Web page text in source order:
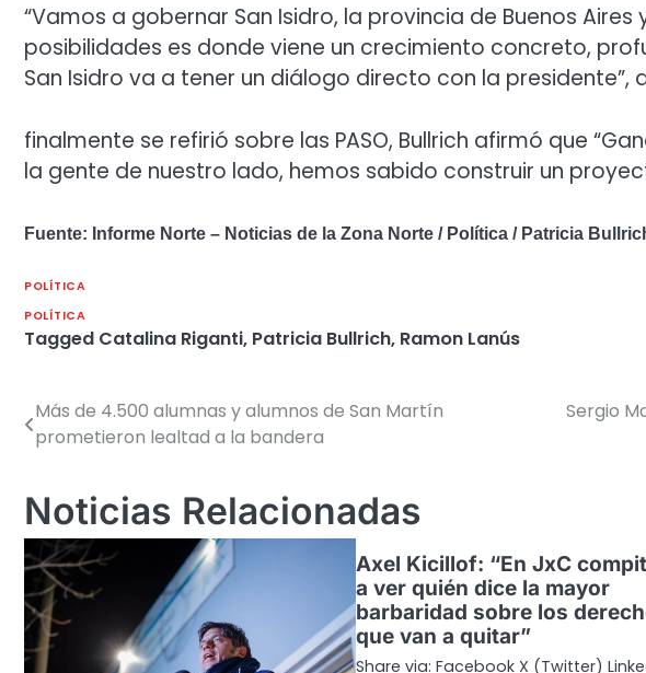
“Vamos a gobernar San Isidro, la provincia de Buenos
posibilidades es donde viene un crecimiento concreto,
San Isidro va a tener un diálogo directo con la presidente”,
finalmente se refirió sobre las PASO, Bullrich afirmó que
la gente de nuestro lado, hemos sabido construir un
Fuente: Informe Norte – Noticias de la Zona Norte / Política / Patricia
POLÍTICA
POLÍTICA
Tagged Catalina Riganti, Patricia Bullrich, Ramon Lanús
Navegación
de
entradas
Más de 4.500 alumnas y alumnos de San Martín
prometieron lealtad a la bandera
Sergio
Noticias Relacionadas
Axel Kicillof: “En JxC
a ver quién dice la mayor
barbaridad sobre los
que van a quitar”
Share via: Facebook X (Twitter)